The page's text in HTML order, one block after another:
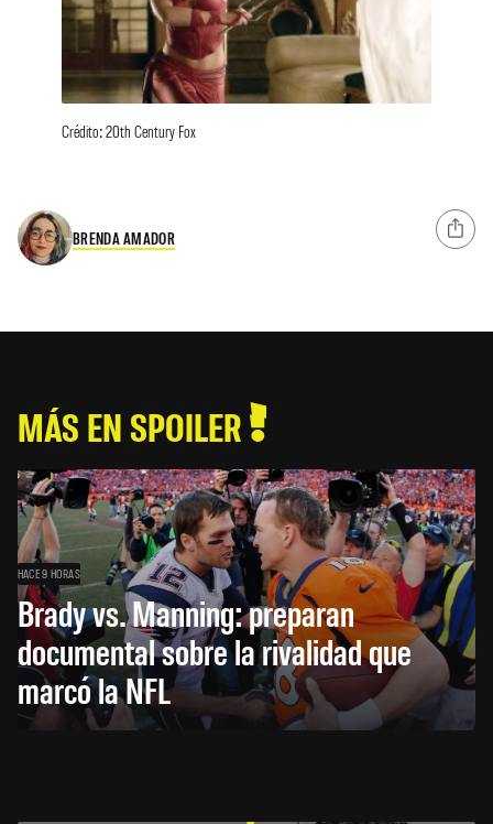
Crédito: 20th Century Fox
BRENDA AMADOR
MÁS EN SPOILER
HACE 9 HORAS
Brady vs. Manning: preparan
documental sobre la rivalidad que
marcó la NFL